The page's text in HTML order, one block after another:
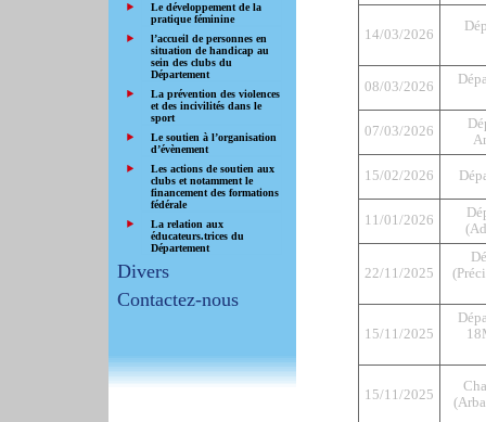
Le développement de la
pratique féminine
l’accueil de personnes en
situation de handicap au
sein des clubs du
Département
La prévention des violences
et des incivilités dans le
sport
Le soutien à l’organisation
d’évènement
Les actions de soutien aux
clubs et notamment le
financement des formations
fédérale
La relation aux
éducateurs.trices du
Département
Divers
Contactez-nous
14/03/2026
08/03/2026
07/03/2026
15/02/2026
11/01/2026
22/11/2025
15/11/2025
15/11/2025